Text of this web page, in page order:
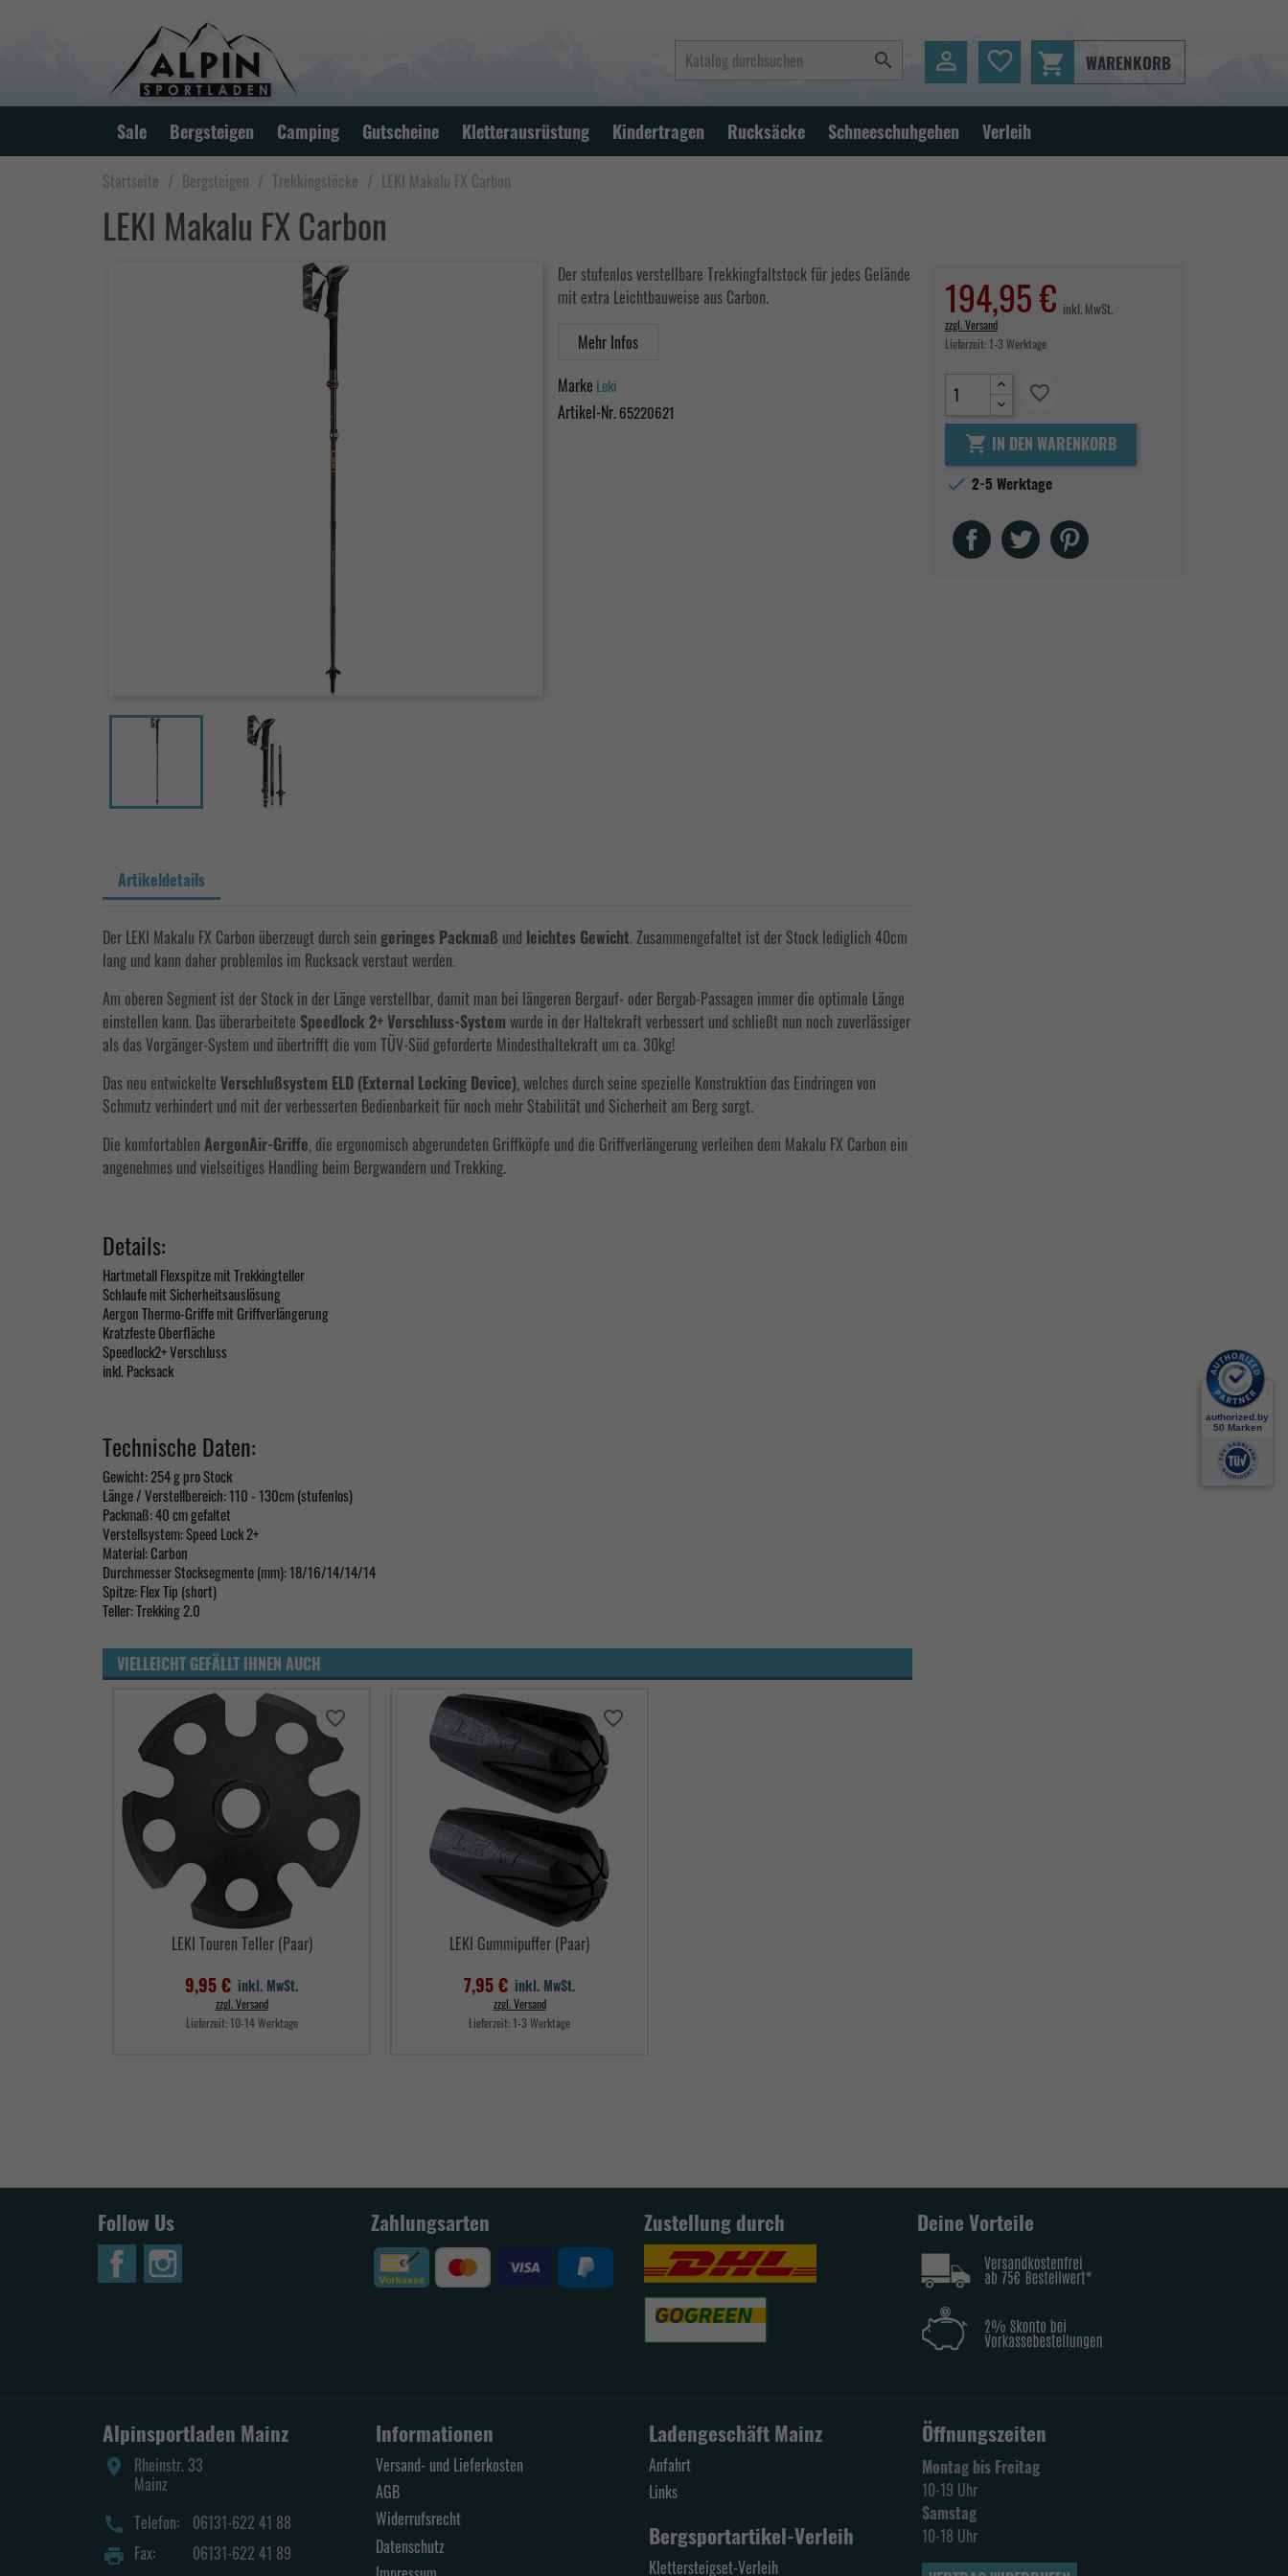
shopping_cart WARENKORB
favorite_border


Sale Bergsteigen Camping Gutscheine Kletterausrüstung Kindertragen Rucksäcke Schneeschuhgehen Verleih
Startseite Bergsteigen Trekkingstöcke LEKI Makalu FX Carbon
LEKI Makalu FX Carbon
194,95 € inkl. MwSt.
zzgl. Versand
Lieferzeit:1-3 Werktage
favorite_border
 IN DEN WARENKORB
 2-5 Werktage
Teilen Tweet Pinterest
Der stufenlos verstellbare Trekkingfaltstock für jedes Gelände
mit extra Leichtbauweise aus Carbon.
Mehr Infos
Marke Leki
Artikel-Nr.65220621
Artikeldetails
Der LEKI Makalu FX Carbon überzeugt durch sein geringes Packmaß und leichtes Gewicht. Zusammengefaltet ist der Stock lediglich 40cm
lang und kann daher problemlos im Rucksack verstaut werden.
Am oberen Segment ist der Stock in der Länge verstellbar, damit man bei längeren Bergauf- oder Bergab-Passagen immer die optimale Länge
einstellen kann. Das überarbeitete Speedlock 2+ Verschluss-System wurde in der Haltekraft verbessert und schließt nun noch zuverlässiger
als das Vorgänger-System und übertrifft die vom TÜV-Süd geforderte Mindesthaltekraft um ca. 30kg!
Das neu entwickelte Verschlußsystem ELD (External Locking Device), welches durch seine spezielle Konstruktion das Eindringen von
Schmutz verhindert und mit der verbesserten Bedienbarkeit für noch mehr Stabilität und Sicherheit am Berg sorgt.
Die komfortablen AergonAir-Griffe, die ergonomisch abgerundeten Griffköpfe und die Griffverlängerung verleihen dem Makalu FX Carbon ein
angenehmes und vielseitiges Handling beim Bergwandern und Trekking.
Details:
Hartmetall Flexspitze mit Trekkingteller
Schlaufe mit Sicherheitsauslösung
Aergon Thermo-Griffe mit Griffverlängerung
Kratzfeste Oberfläche
Speedlock2+ Verschluss
inkl. Packsack
Technische Daten:
Gewicht: 254 g pro Stock
Länge / Verstellbereich: 110 - 130cm (stufenlos)
Packmaß: 40 cm gefaltet
Verstellsystem: Speed Lock 2+
Material: Carbon
Durchmesser Stocksegmente (mm): 18/16/14/14/14
Spitze: Flex Tip (short)
Teller: Trekking 2.0
VIELLEICHT GEFÄLLT IHNEN AUCH
LEKI Touren Teller (Paar)
9,95 € inkl. MwSt.
zzgl. Versand
Lieferzeit:10-14 Werktage
favorite_border
LEKI Gummipuffer (Paar)
7,95 € inkl. MwSt.
zzgl. Versand
Lieferzeit:1-3 Werktage
favorite_border
Follow Us Zahlungsarten Zustellung durch Deine Vorteile
Alpinsportladen Mainz
place
Rheinstr. 33
Mainz
call Telefon:
06131-622 41 88
print Fax:
06131-622 41 89
Informationen
Versand- und Lieferkosten
AGB
Widerrufsrecht
Datenschutz
Ladengeschäft Mainz
Anfahrt
Links
Bergsportartikel-Verleih
Klettersteigset-Verleih
Öffnungszeiten
Montag bis Freitag
10-19 Uhr
Samstag
10-18 Uhr